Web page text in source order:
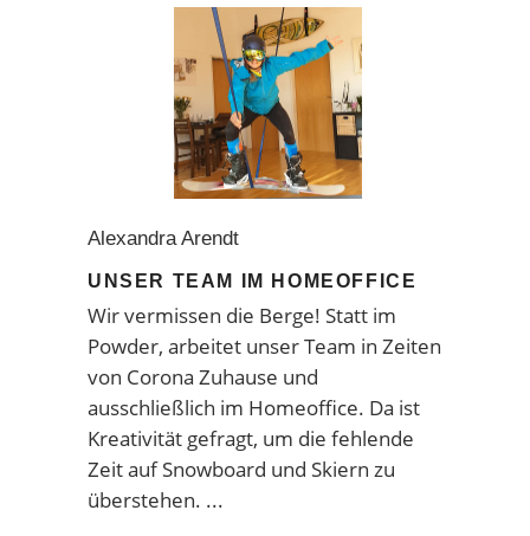
Alexandra Arendt
UNSER TEAM IM HOMEOFFICE
Wir vermissen die Berge! Statt im
Powder, arbeitet unser Team in Zeiten
von Corona Zuhause und
ausschließlich im Homeoffice. Da ist
Kreativität gefragt, um die fehlende
Zeit auf Snowboard und Skiern zu
überstehen.